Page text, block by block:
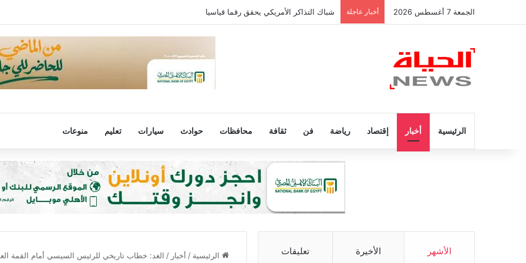
الجمعة 7 أغسطس 2026 أخبار عاجلة شباك التذاكر الأمريكي يحقق رقما قياسيا
الرئيسية أخبار إقتصاد رياضة فن ثقافة محافظات حوادث سيارات تعليم منوعات
الرئيسية / أخبار / الغد: خطاب تاريخي للرئيس السيسي أمام القمة الأشهر الأخيرة تعليقات